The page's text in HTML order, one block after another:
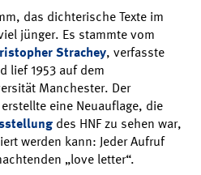
das dichterische Texte im
jünger. Es stammte vom
Strachey, verfasste
lief 1953 auf dem
Manchester. Der
eine Neuauflage, die
des HNF zu sehen war,
werden kann: Jeder Aufruf
„love letter“.